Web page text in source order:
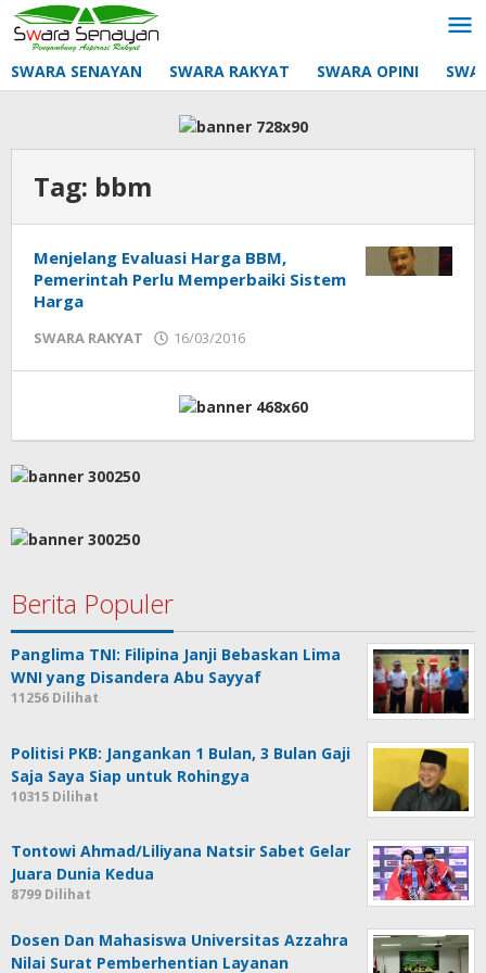
Lewati
ke
konten
SWARA SENAYAN SWARA RAKYAT SWARA OPINI
Tag: bbm
Menjelang Evaluasi Harga BBM,
Pemerintah Perlu Memperbaiki Sistem
Harga
SWARA RAKYAT 16/03/2016
Berita Populer
Panglima TNI: Filipina Janji Bebaskan Lima
WNI yang Disandera Abu Sayyaf
11256 Dilihat
Politisi PKB: Jangankan 1 Bulan, 3 Bulan Gaji
Saja Saya Siap untuk Rohingya
10315 Dilihat
Tontowi Ahmad/Liliyana Natsir Sabet Gelar
Juara Dunia Kedua
8799 Dilihat
Dosen Dan Mahasiswa Universitas Azzahra
Nilai Surat Pemberhentian Layanan